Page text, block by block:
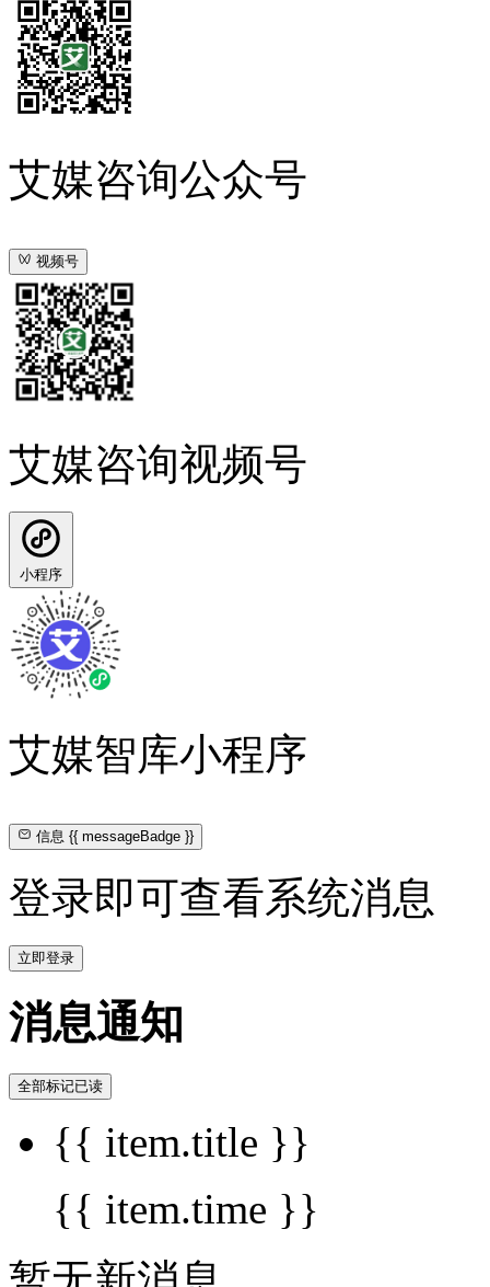
艾媒咨询公众号
视频号
艾媒咨询视频号
小程序
艾媒智库小程序
信息{{ messageBadge }}
登录即可查看系统消息
立即登录
消息通知
全部标记已读
{{ item.title }}
{{ item.time }}